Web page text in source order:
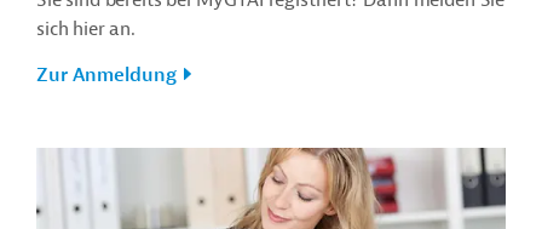
sich hier an.
Zur Anmeldung